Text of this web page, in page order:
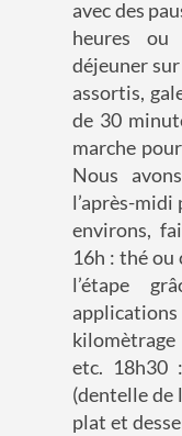
avec des
heures
déjeuner sur
assortis,
de 30
marche
Nous
l’après-
environs,
16h : thé ou
l’étape
etc. 18h30
(dentelle de
plat et